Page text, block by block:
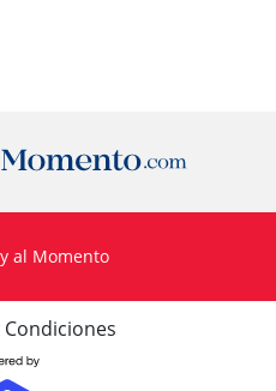
al Momento